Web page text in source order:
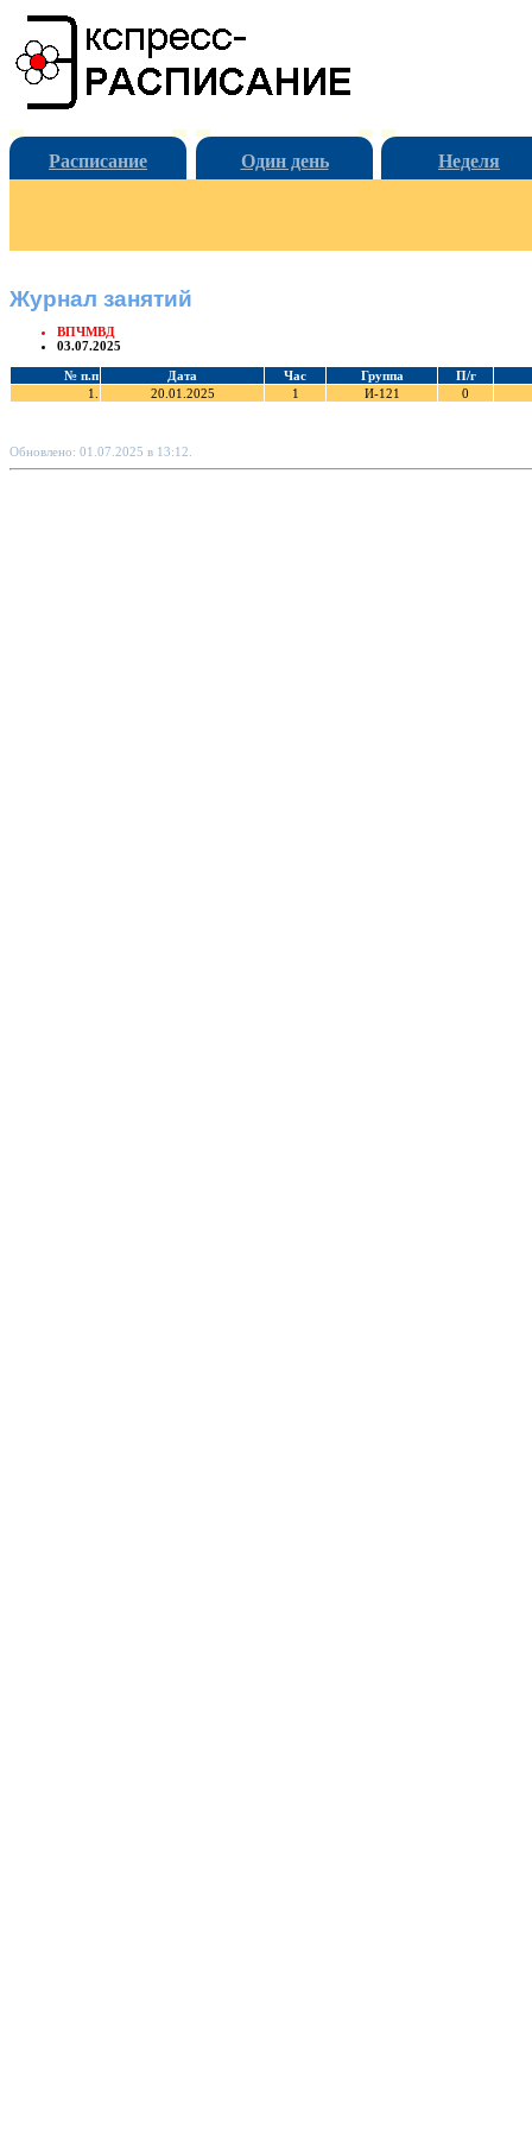
Расписание Один день Неделя
Журнал занятий
ВПЧМВД
03.07.2025
№ п.п Дата Час Группа
П/г
1.
20.01.2025 1 И-121 0
Обновлено: 01.07.2025 в 13:12.